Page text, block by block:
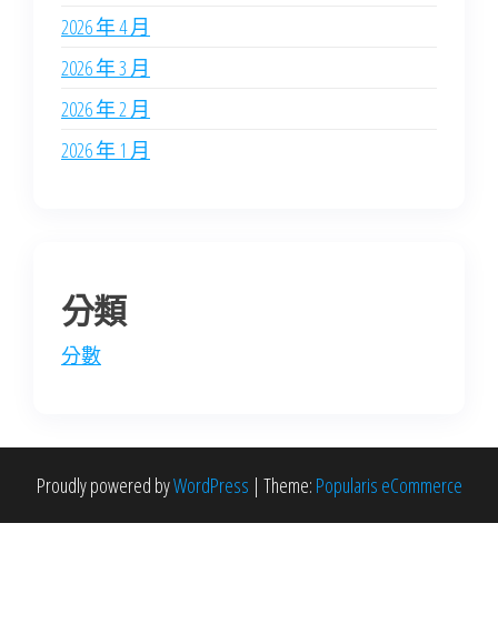
2026 年 4 月
2026 年 3 月
2026 年 2 月
2026 年 1 月
分類
分數
Proudly powered byWordPress | Theme: Popularis eCommerce